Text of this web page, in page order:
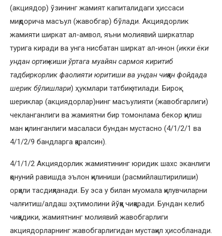
(акциядор) ўзининг жамият капиталидаги ҳиссаси
миқдорича масъул (жавобгар) бўлади. Акциядорлик
жамияти ширкат ал-амвол, яъни молиявий ширкатлар
турига киради ва унга нисбатан ширкат ал-инон (икки ёки
ундан ортиқ киши ўртага муайян сармоя киритиб
тадбиркорлик фаолияти юритиши ва ундан чиққан фойдада
шерик бўлишлари) ҳукмлари татбиқ этилади. Бироқ
шериклар (акциядорлар)нинг масъулияти (жавобгарлиги)
чекланганлиги ва жамиятни бир томонлама бекор қилиш
ман қилинганлиги масаласи бундан мустасно (4/1/2/1 ва
4/1/2/9 бандларга қаралсин).
4/1/1/2 Акциядорлик жамиятининг юридик шахс эканлиги
қонуний равишда эълон қилиниши (расмийлаштирилиши)
орқали тасдиқланади. Бу эса у билан муомала қилувчиларни
чалғитиш/алдаш эҳтимолини йўққа чиқаради. Бундан келиб
чиқадики, жамиятнинг молиявий жавобгарлиги
акциядорларнинг жавобгарлигидан мустақил ҳисобланади.